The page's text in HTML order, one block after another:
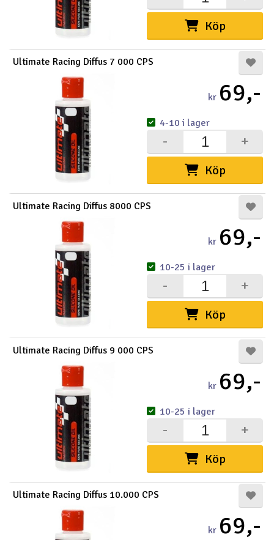
Köp
Ultimate Racing Diffus 7 000 CPS
kr 69,-
Köp
+
-
4-10 i lager
Ultimate Racing Diffus 8000 CPS
kr 69,-
Köp
+
-
10-25 i lager
Ultimate Racing Diffus 9 000 CPS
kr 69,-
Köp
+
-
10-25 i lager
Ultimate Racing Diffus 10.000 CPS
kr 69,-